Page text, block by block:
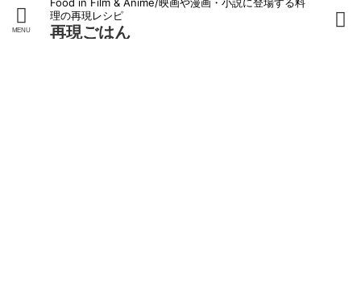
理の再現レシピ
再現ごはん